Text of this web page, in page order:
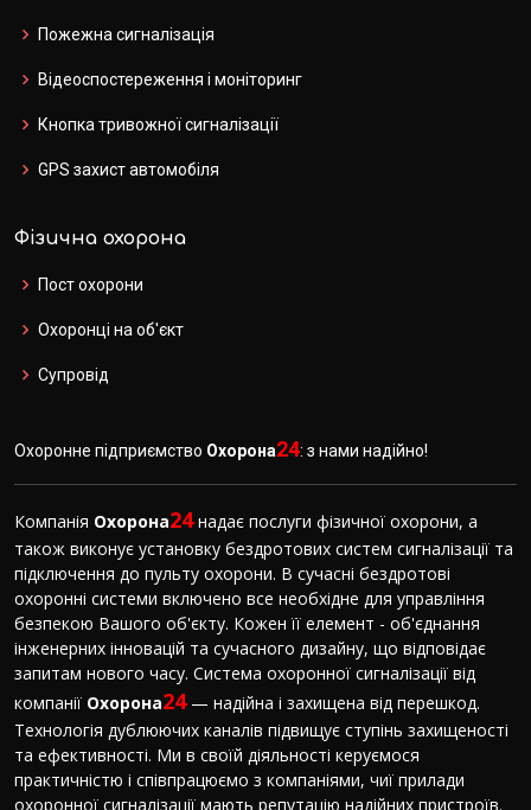
Пожежна сигналізація
Відеоспостереження і моніторинг
Кнопка тривожної сигналізації
GPS захист автомобіля
Фізична охорона
Пост охорони
Охоронці на об'єкт
Супровід
Охоронне підприємство Охорона24: з нами надійно!
Компанія Охорона24надає послуги фізичної охорони, а
також виконує установку бездротових систем сигналізації та
підключення до пульту охорони. В сучасні бездротові
охоронні системи включено все необхідне для управління
безпекою Вашого об'єкту. Кожен її елемент - об'єднання
інженерних інновацій та сучасного дизайну, що відповідає
запитам нового часу. Система охоронної сигналізації від
компанії Охорона24— надійна і захищена від перешкод.
Технологія дублюючих каналів підвищує ступінь захищеності
та ефективності. Ми в своїй діяльності керуємося
практичністю і співпрацюємо з компаніями, чиї прилади
охоронної сигналізації мають репутацію надійних пристроїв.